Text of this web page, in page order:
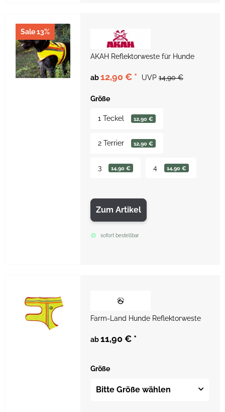
Sale 13%
AKAH Reflektorweste für Hunde
ab12,90 € * UVP 14,90 €
Größe
1 Teckel 12,90 €
2 Terrier 12,90 €
3 14,90 € 4 14,90 €
Zum Artikel
sofort bestellbar
Farm-Land Hunde Reflektorweste
ab11,90 € *
Größe
Bitte Größe wählen